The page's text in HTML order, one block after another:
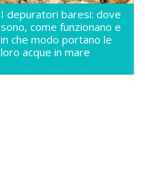
I depuratori baresi: dove
sono, come funzionano e
in che modo portano le
loro acque in mare